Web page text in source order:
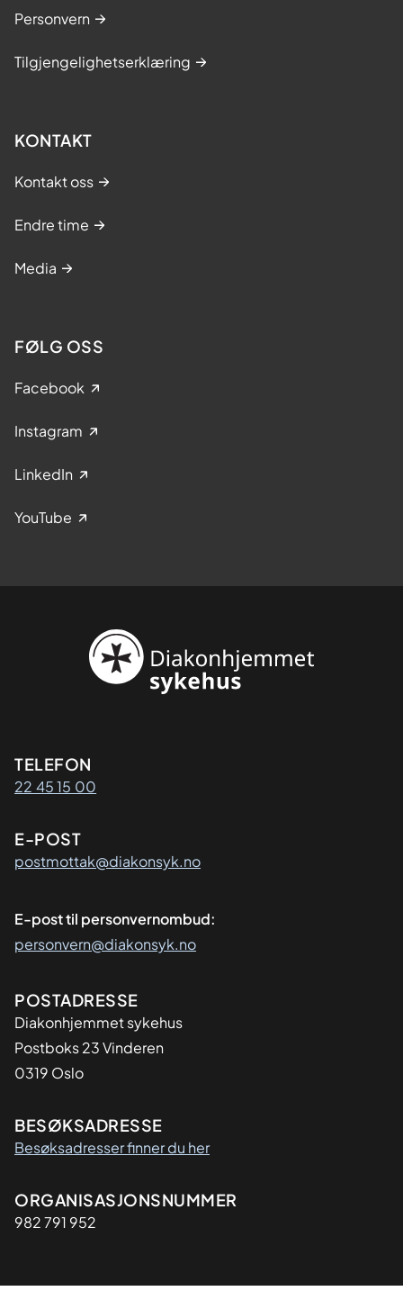
Personvern
Tilgjengelighetserklæring
KONTAKT
Kontakt oss
Endre time
Media
FØLG OSS
Facebook
Instagram
LinkedIn
YouTube
Kontaktinformasjon
TELEFON
22 45 15 00
E-POST
postmottak@diakonsyk.no
E-post til personvernombud:
personvern@diakonsyk.no
Adresse
POSTADRESSE
Diakonhjemmet sykehus
Postboks 23 Vinderen
0319 Oslo
BESØKSADRESSE
Besøksadresser finner du her
Organisasjon
ORGANISASJONSNUMMER
982 791 952